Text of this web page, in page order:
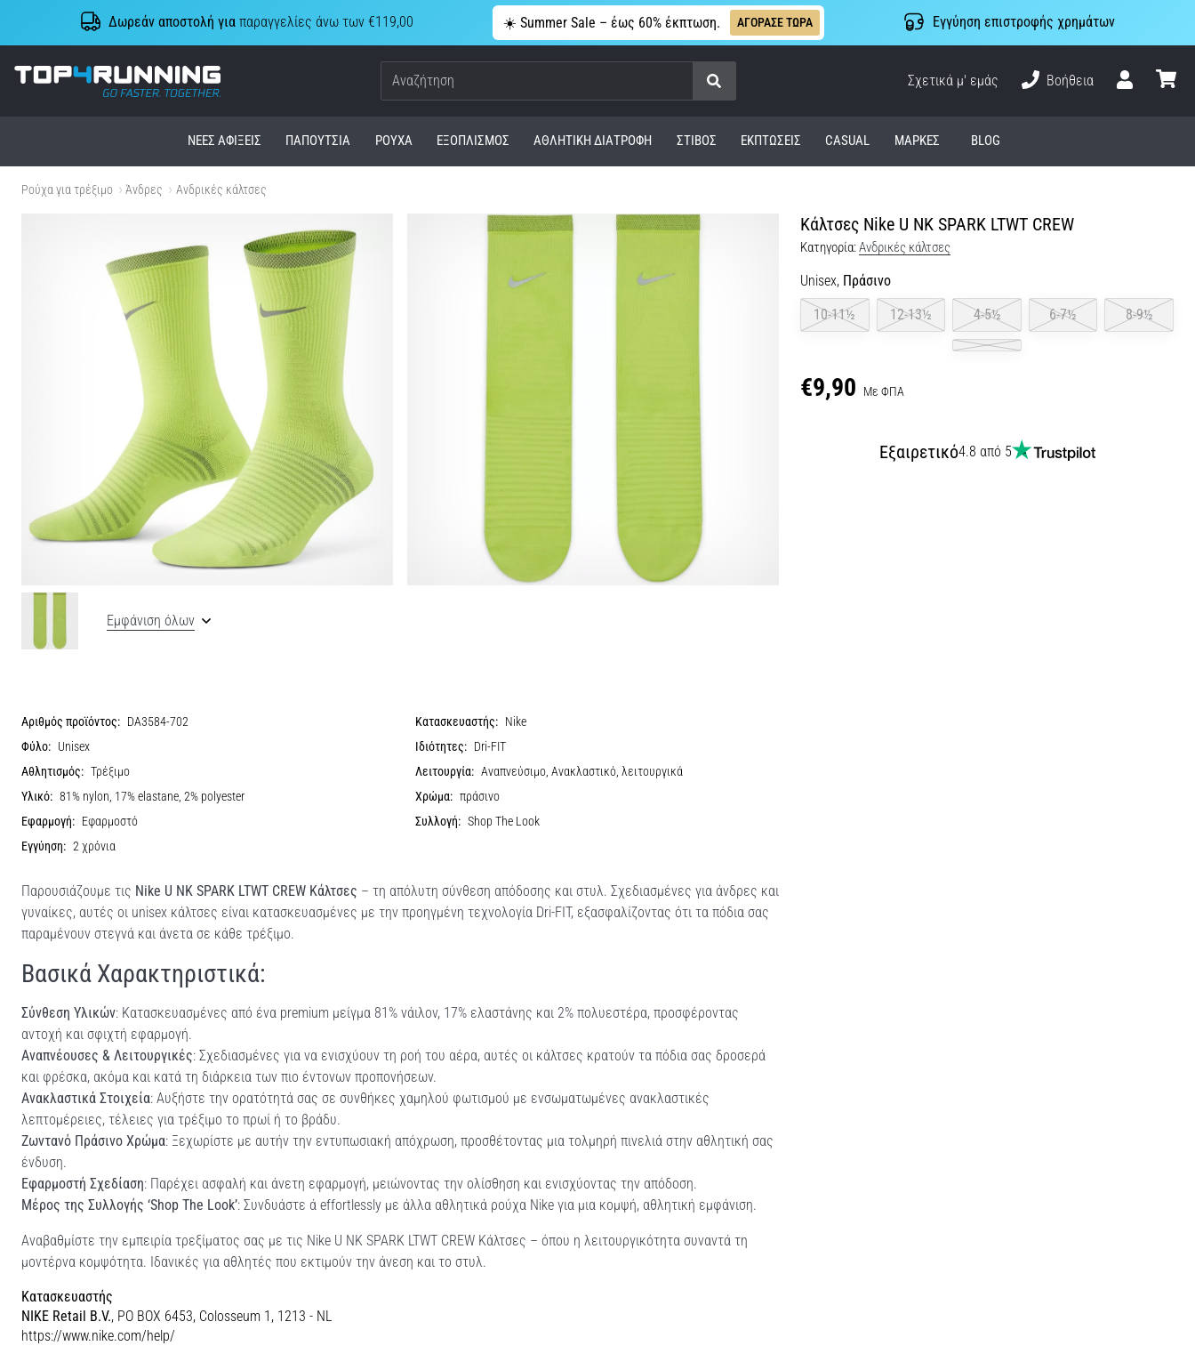
Δωρεάν αποστολή γιαπαραγγελίες άνω των €119,00 ☀️ Summer Sale – έως 60% έκπτωση. ΑΓΟΡΑΣΕ ΤΩΡΑ Εγγύηση επιστροφής χρημάτων
Top4Running.cy
Αναζήτηση
Σχετικά μ' εμάς
Βοήθεια
ΝΈΕΣ ΑΦΊΞΕΙΣ ΠΑΠΟΎΤΣΙΑ ΡΟΎΧΑ ΕΞΟΠΛΙΣΜΌΣ ΑΘΛΗΤΙΚΉ ΔΙΑΤΡΟΦΉ ΣΤΊΒΟΣ ΕΚΠΤΩΣΕΙΣ CASUAL ΜΆΡΚΕΣ BLOG
Ρούχα για τρέξιμο Άνδρες Ανδρικές κάλτσες
Κάλτσες Nike U NK SPARK LTWT CREW
Κατηγορία:Ανδρικές κάλτσες
Unisex, Πράσινο
10-11½
12-13½ 4-5½ 6-7½ 8-9½
€9,90 Με ΦΠΑ
Εξαιρετικό4.8 από 5
Εμφάνιση όλων
Αριθμός προϊόντος: DA3584-702 Κατασκευαστής: Nike
Φύλο: Unisex Ιδιότητες: Dri-FIT
Αθλητισμός: Τρέξιμο Λειτουργία: Αναπνεύσιμο, Ανακλαστικό, λειτουργικά
Υλικό: 81% nylon, 17% elastane, 2% polyester Χρώμα: πράσινο
Εφαρμογή: Εφαρμοστό Συλλογή: Shop The Look
Εγγύηση: 2 χρόνια
Παρουσιάζουμε τις Nike U NK SPARK LTWT CREW Κάλτσες – τη απόλυτη σύνθεση απόδοσης και στυλ. Σχεδιασμένες για άνδρες και
γυναίκες, αυτές οι unisex κάλτσες είναι κατασκευασμένες με την προηγμένη τεχνολογία Dri-FIT, εξασφαλίζοντας ότι τα πόδια σας
παραμένουν στεγνά και άνετα σε κάθε τρέξιμο.
Βασικά Χαρακτηριστικά:
Σύνθεση Υλικών: Κατασκευασμένες από ένα premium μείγμα 81% νάιλον, 17% ελαστάνης και 2% πολυεστέρα, προσφέροντας
αντοχή και σφιχτή εφαρμογή.
Αναπνέουσες & Λειτουργικές: Σχεδιασμένες για να ενισχύουν τη ροή του αέρα, αυτές οι κάλτσες κρατούν τα πόδια σας δροσερά
και φρέσκα, ακόμα και κατά τη διάρκεια των πιο έντονων προπονήσεων.
Ανακλαστικά Στοιχεία: Αυξήστε την ορατότητά σας σε συνθήκες χαμηλού φωτισμού με ενσωματωμένες ανακλαστικές
λεπτομέρειες, τέλειες για τρέξιμο το πρωί ή το βράδυ.
Ζωντανό Πράσινο Χρώμα: Ξεχωρίστε με αυτήν την εντυπωσιακή απόχρωση, προσθέτοντας μια τολμηρή πινελιά στην αθλητική σας
ένδυση.
Εφαρμοστή Σχεδίαση: Παρέχει ασφαλή και άνετη εφαρμογή, μειώνοντας την ολίσθηση και ενισχύοντας την απόδοση.
Μέρος της Συλλογής ‘Shop The Look’: Συνδυάστε ά effortlessly με άλλα αθλητικά ρούχα Nike για μια κομψή, αθλητική εμφάνιση.
Αναβαθμίστε την εμπειρία τρεξίματος σας με τις Nike U NK SPARK LTWT CREW Κάλτσες – όπου η λειτουργικότητα συναντά τη
μοντέρνα κομψότητα. Ιδανικές για αθλητές που εκτιμούν την άνεση και το στυλ.
Κατασκευαστής
NIKE Retail B.V., PO BOX 6453, Colosseum 1, 1213 - NL
https://www.nike.com/help/